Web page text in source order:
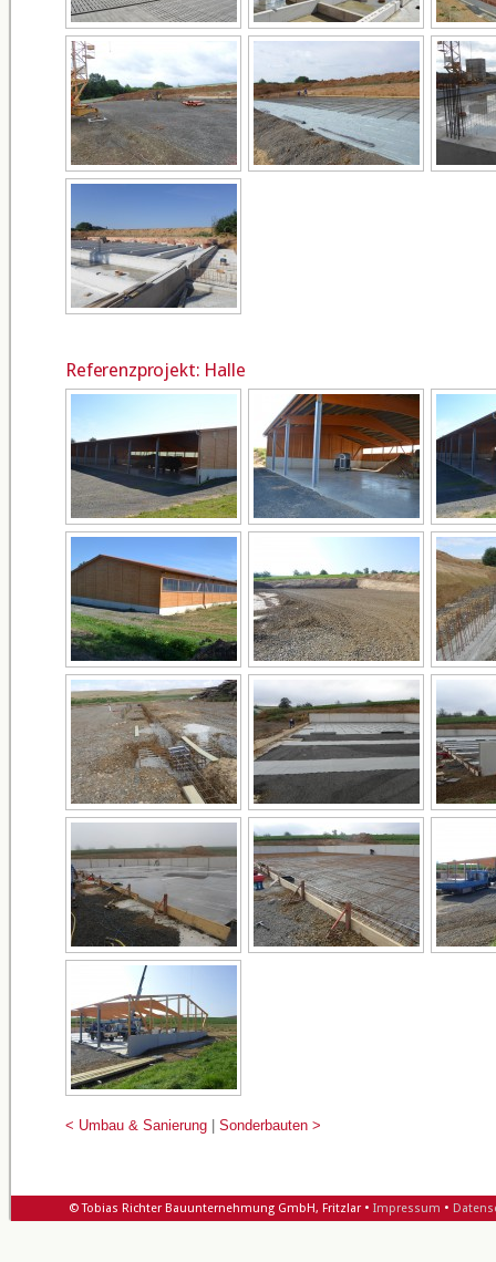
Referenzprojekt: Halle
< Umbau & Sanierung Sonderbauten >
© Tobias Richter Bauunternehmung GmbH, Fritzlar • Impressum •